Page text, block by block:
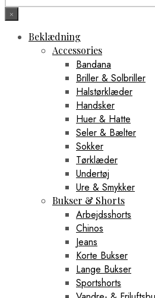
×
Beklædning
Accessories
Bandana
Briller & Solbriller
Halstørklæder
Handsker
Huer & Hatte
Seler & Bælter
Sokker
Tørklæder
Undertøj
Ure & Smykker
Bukser & Shorts
Arbejdsshorts
Chinos
Jeans
Korte Bukser
Lange Bukser
Sportshorts